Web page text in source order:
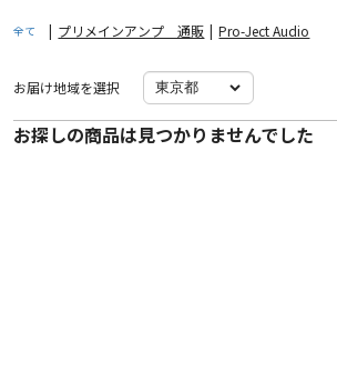
全て | プリメインアンプ 通販 | Pro-Ject Audio
お届け地域を選択
お探しの商品は見つかりませんでした